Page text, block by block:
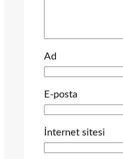
Ad
E-posta
İnternet sitesi